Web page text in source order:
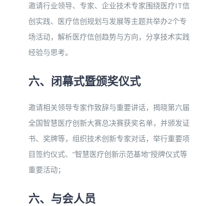
邀请行业领导、专家、企业技术专家围绕医疗IT信
创实践、医疗信创规划与发展等主题共举办2个专
场活动，解析医疗信创趋势与方向，分享技术实践
经验与思考。
六、闭幕式暨颁奖仪式
邀请相关领导专家作致辞与重要讲话，揭晓第六届
全国智慧医疗创新大赛总决赛获奖名单，并颁发证
书、奖牌等，组织技术创新专家对话，举行重要项
目签约仪式、“智慧医疗创新示范基地”授牌仪式等
重要活动；
六、与会人员